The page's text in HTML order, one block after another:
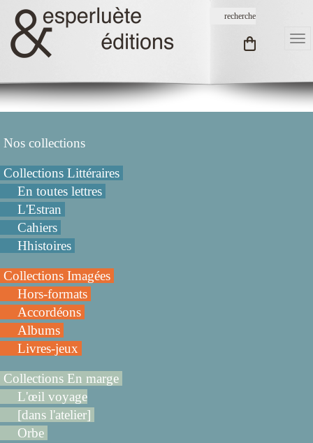
Nos collections
Collections Littéraires
En toutes lettres
L'Estran
Cahiers
Hhistoires
Collections Imagées
Hors-formats
Accordéons
Albums
Livres-jeux
Collections En marge
L'œil voyage
[dans l'atelier]
Orbe